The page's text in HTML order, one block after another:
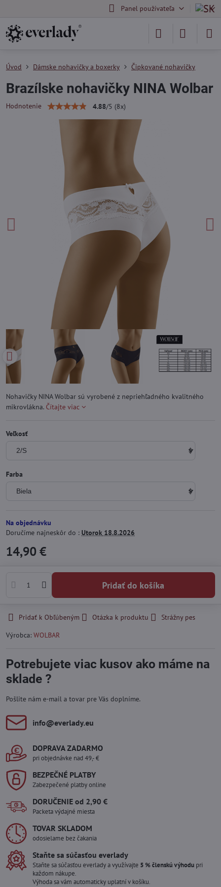
Panel používateľa
Úvod Dámske nohavičky a boxerky Čipkované nohavičky
Brazílske nohavičky NINA Wolbar
Hodnotenie 4.88/5 (8x)
Nohavičky NINA Wolbar sú vyrobené z nepriehľadného kvalitného
mikrovlákna. Čítajte viac
Veľkosť
Farba
Na objednávku
Doručíme najneskôr do : Utorok 18.8.2026
14,90 €
Pridať do košíka
Pridať k Obľúbeným Otázka k produktu
Strážny pes
Výrobca: WOLBAR
Potrebujete viac kusov ako máme na
sklade ?
Pošlite nám e-mail a tovar pre Vás doplníme.
info​@everlady​.eu
DOPRAVA ZADARMO
pri objednávke nad 49,- €
BEZPEČNÉ PLATBY
Zabezpečené platby online
DORUČENIE od 2,90 €
Packeta výdajné miesta
TOVAR SKLADOM
odosielame bez čakania
Staňte sa súčasťou everlady
Staňte sa súčasťou everlady a využívajte 5 % členskú výhodu pri
každom nákupe.
Výhoda sa vám automaticky uplatní v košíku.